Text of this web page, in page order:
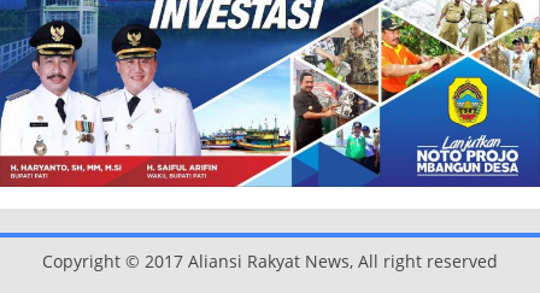
Copyright © 2017 Aliansi Rakyat News, All right reserved